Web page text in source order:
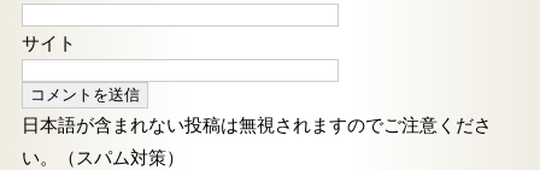
サイト
日本語が含まれない投稿は無視されますのでご注意くださ
い。（スパム対策）